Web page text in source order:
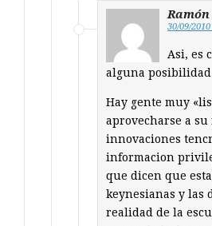
Ramón
30/09/
Asi, es
alguna
Hay gente muy
aprovecharse a su
innovaciones
informacion
que dicen que
keynesianas y las
realidad de la